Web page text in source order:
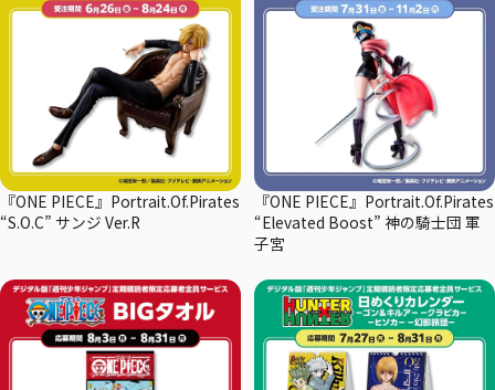
『ONE PIECE』Portrait.Of.Pirates
“S.O.C” サンジ Ver.R
『ONE PIECE』Portrait.Of.Pirates
“Elevated Boost” 神の騎士団 軍
子宮